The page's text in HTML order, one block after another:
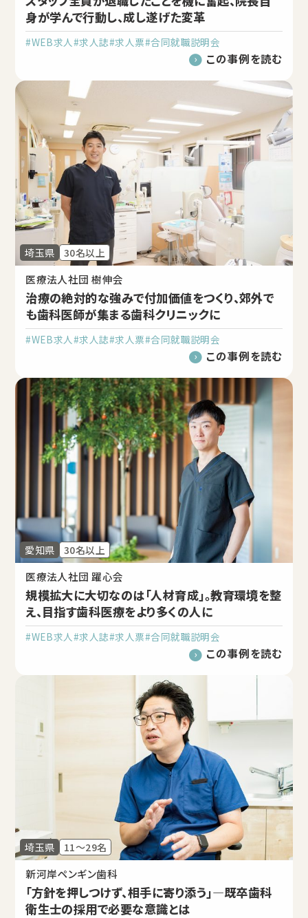
身が学んで行動し、成し遂げた変革
#WEB求人 #求人誌#求人票#合同就職説明会
この事例を読む
埼玉県 30名以上
医療法人社団 樹伸会
治療の絶対的な強みで付加価値をつくり、郊外で
も歯科医師が集まる歯科クリニックに
#WEB求人 #求人誌#求人票#合同就職説明会
この事例を読む
愛知県 30名以上
医療法人社団 躍心会
規模拡大に大切なのは「人材育成」。教育環境を整
え、目指す歯科医療をより多くの人に
#WEB求人 #求人誌#求人票#合同就職説明会
この事例を読む
埼玉県 11～29名
新河岸ペンギン歯科
「方針を押しつけず、相手に寄り添う」―既卒歯科
衛生士の採用で必要な意識とは